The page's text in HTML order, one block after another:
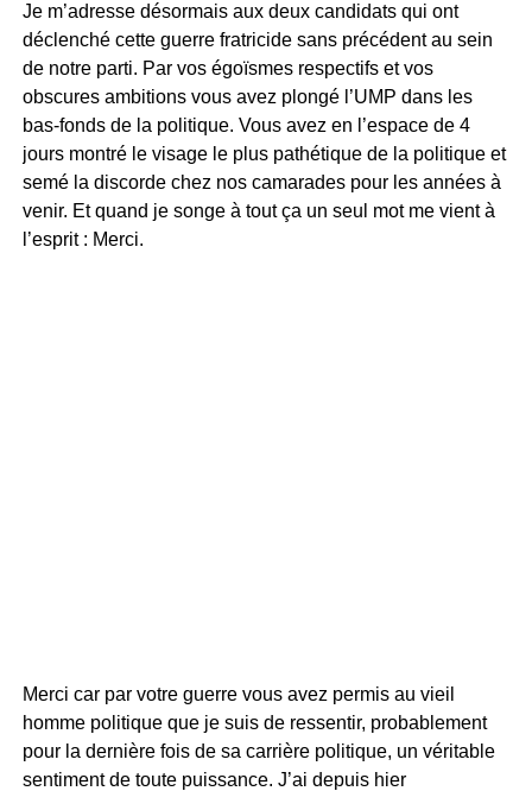
Je m’adresse désormais aux deux candidats qui ont
déclenché cette guerre fratricide sans précédent au sein
de notre parti. Par vos égoïsmes respectifs et vos
obscures ambitions vous avez plongé l’UMP dans les
bas-fonds de la politique. Vous avez en l’espace de 4
jours montré le visage le plus pathétique de la politique et
semé la discorde chez nos camarades pour les années à
venir. Et quand je songe à tout ça un seul mot me vient à
l’esprit : Merci.
Merci car par votre guerre vous avez permis au vieil
homme politique que je suis de ressentir, probablement
pour la dernière fois de sa carrière politique, un véritable
sentiment de toute puissance. J’ai depuis hier